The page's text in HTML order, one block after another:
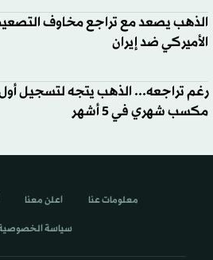
الذهب يصعد مع تراجع مخاوف
الأميركي ضد إيران
رغم تراجعه... الذهب يتجه لتسجيل
مكسب شهري في 5 أشهر
معلومات عنا اعلن معنا
سياسة